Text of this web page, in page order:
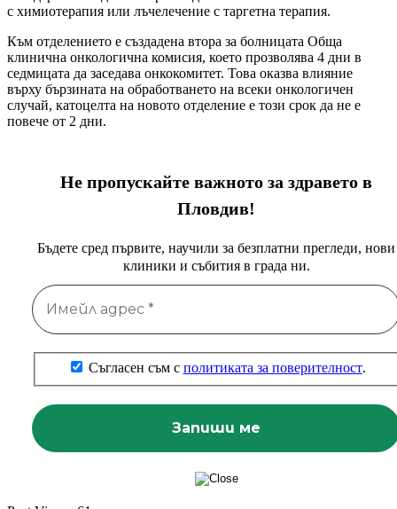
с химиотерапия или лъчелечение с таргетна терапия.
Към отделението е създадена втора за болницата Обща
клинична онкологична комисия, което прозволява 4 дни в
седмицата да заседава онкокомитет. Това оказва влияние
върху бързината на обработването на всеки онкологичен
случай, катоцелта на новото отделение е този срок да не е
повече от 2 дни.
Не пропускайте важното за здравето в
Пловдив!
Бъдете сред първите, научили за безплатни прегледи, нови
клиники и събития в града ни.
Съгласен съм с политиката за поверителност.